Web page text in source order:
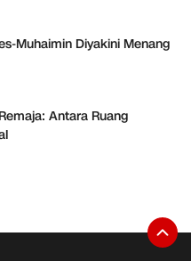
Muhaimin Diyakini Menang
Antara Ruang